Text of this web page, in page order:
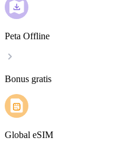
Peta Offline
Bonus gratis
Global eSIM